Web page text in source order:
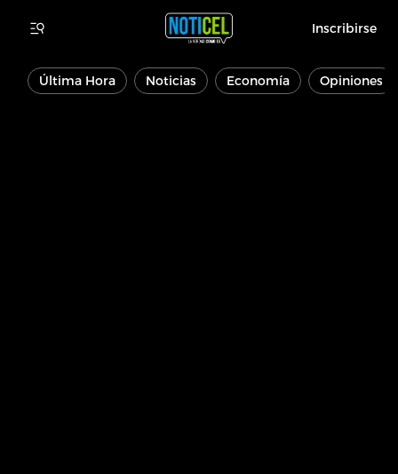
Inscribirse
Última Hora Noticias Economía Opiniones